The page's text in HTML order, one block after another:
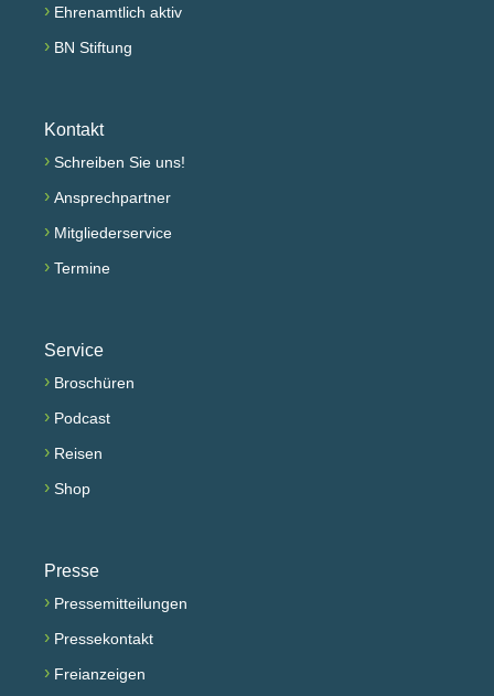
› Ehrenamtlich aktiv
› BN Stiftung
Kontakt
› Schreiben Sie uns!
› Ansprechpartner
› Mitgliederservice
› Termine
Service
› Broschüren
› Podcast
› Reisen
› Shop
Presse
› Pressemitteilungen
› Pressekontakt
› Freianzeigen